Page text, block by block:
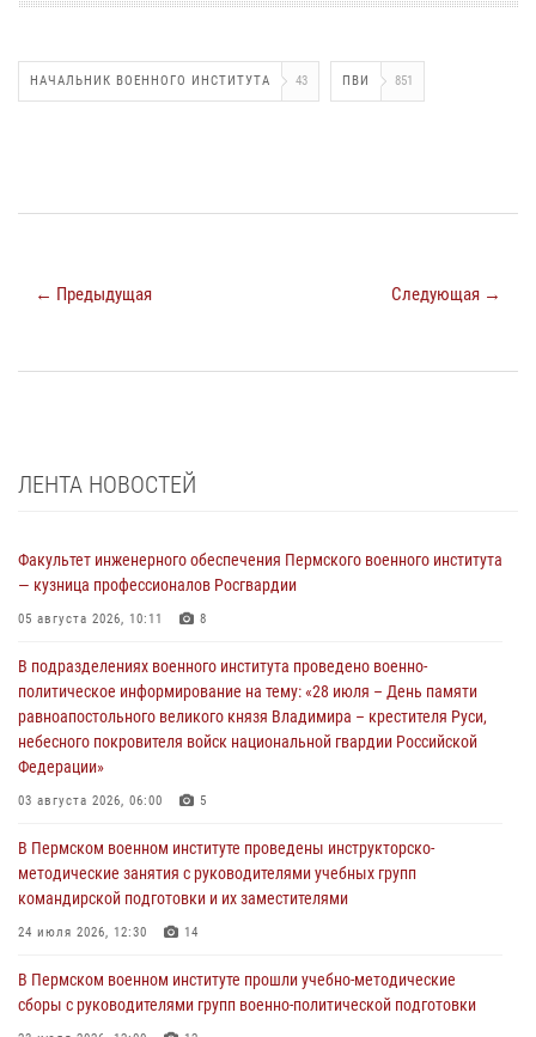
НАЧАЛЬНИК ВОЕННОГО ИНСТИТУТА 43 ПВИ 851
← Предыдущая Следующая →
ЛЕНТА НОВОСТЕЙ
Факультет инженерного обеспечения Пермского военного института
— кузница профессионалов Росгвардии
05 августа 2026, 10:11 8
В подразделениях военного института проведено военно-
политическое информирование на тему: «28 июля – День памяти
равноапостольного великого князя Владимира – крестителя Руси,
небесного покровителя войск национальной гвардии Российской
Федерации»
03 августа 2026, 06:00 5
В Пермском военном институте проведены инструкторско-
методические занятия с руководителями учебных групп
командирской подготовки и их заместителями
24 июля 2026, 12:30 14
В Пермском военном институте прошли учебно-методические
сборы с руководителями групп военно-политической подготовки